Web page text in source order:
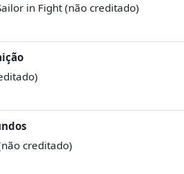
in Fight (não creditado)
creditado)